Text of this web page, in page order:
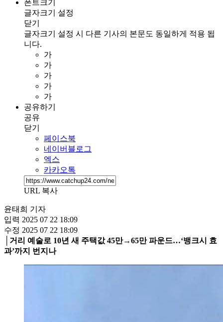
폰트크기
글자크기 설정
닫기
글자크기 설정 시 다른 기사의 본문도 동일하게 적용 됩
니다.
가
가
가
가
가
공유하기
공유
닫기
페이스북
네이버블로그
엑스
카카오톡
URL 복사
윤태희 기자
입력 2025 07 22 18:09
수정 2025 07 22 18:09
│거리 예술로 10년 새 주택값 45만→65만 파운드…‘뱅크시 효
과’까지 번지나